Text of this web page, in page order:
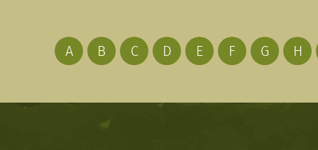
A B C D E F G H